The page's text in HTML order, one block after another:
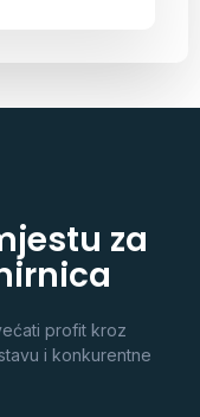
za
profit kroz
i konkurentne